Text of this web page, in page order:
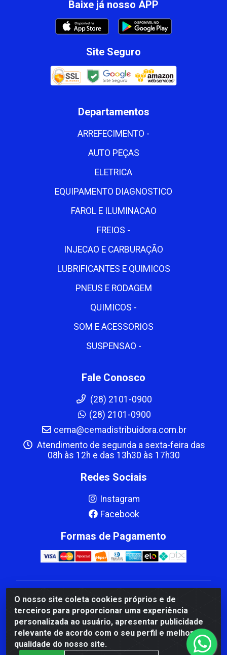
O nosso site coleta cookies próprios e de
terceiros para proporcionar uma experiência
personalizada ao usuário, apresentar publicidade
relevante de acordo com o seu perfil e melhorar a
qualidade do nosso site.
Baixe já nosso APP
Site Seguro
Departamentos
ARREFECIMENTO -
AUTO PEÇAS
ELETRICA
EQUIPAMENTO DIAGNOSTICO
FAROL E ILUMINACAO
FREIOS -
INJECAO E CARBURAÇÃO
LUBRIFICANTES E QUIMICOS
PNEUS E RODAGEM
QUIMICOS -
SOM E ACESSORIOS
SUSPENSAO -
Fale Conosco
(28) 2101-0900
(28) 2101-0900
cema@cemadistribuidora.com.br
Atendimento de segunda a sexta-feira das
08h às 12h e das 13h30 às 17h30
Redes Sociais
Instagram
Facebook
Formas de Pagamento
CBP MACEDO COMERCIO PEÇAS LTDA Matriz - av
Mauro Miranda Madureira, 1249 - Coramara , Cachoeiro
de Itapemirim/ES - CEP 29.311-310 - CNPJ
00.502.680/0001-41